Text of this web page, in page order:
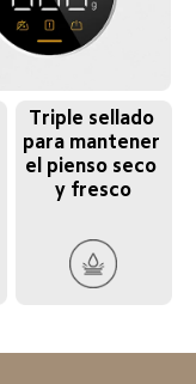
Triple sellado
para mantener
el pienso seco
y fresco